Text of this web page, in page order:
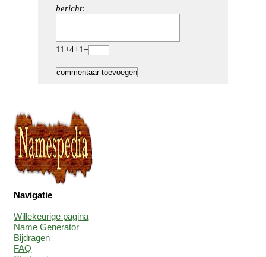
bericht:
11+4+1=
Navigatie
Willekeurige pagina
Name Generator
Bijdragen
FAQ